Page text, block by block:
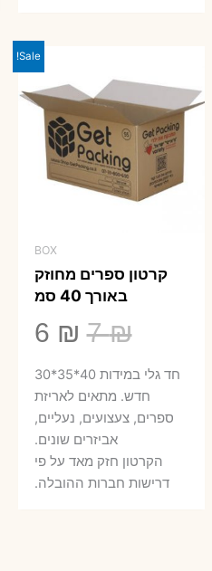
Sale!
BOX
קרטון ספרים מחוזק
באורך 40 סמ
7₪
המחיר
המקורי
היה:
7 ₪.
6 ₪
הוא:
חד גלי במידות 40*35*30
חדש. מתאים לאריזת
ספרים, צעצועים, נעליים,
אביזרים שונים.
הקרטון חזק מאד על פי
דרישות חברות ההובלה.